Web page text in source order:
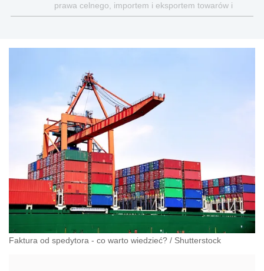
prawa celnego, importem i eksportem towarów i
usług, analizą finansowo-ekonomiczną kontraktów
Faktura od spedytora - co warto wiedzieć? / Shutterstock